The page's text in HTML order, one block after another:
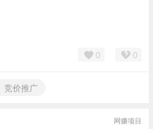
0 0
竞价推广
网赚项目